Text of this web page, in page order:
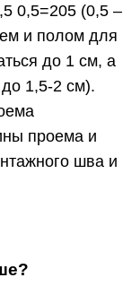
0,5=205 (0,5 –
и полом для
до 1 см, а
1,5-2 см).
проема и
шва и